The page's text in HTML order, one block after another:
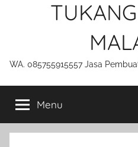
WA. 085755915557 Jasa
Menu